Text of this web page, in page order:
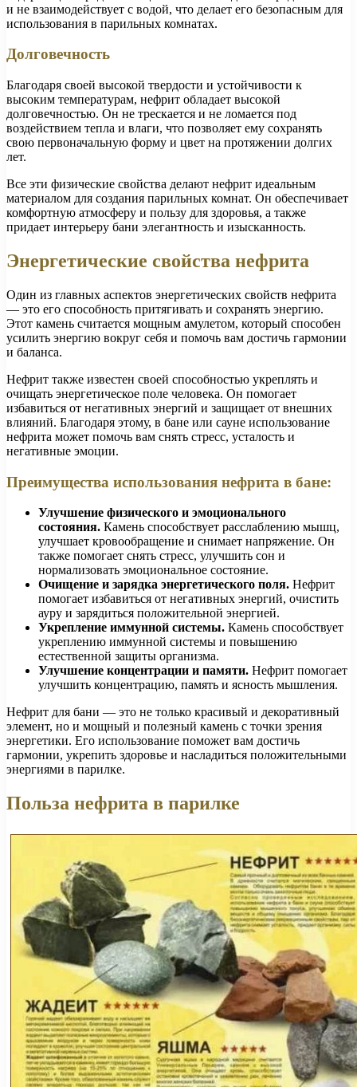
и не взаимодействует с водой, что делает его безопасным для
использования в парильных комнатах.
Долговечность
Благодаря своей высокой твердости и устойчивости к
высоким температурам, нефрит обладает высокой
долговечностью. Он не трескается и не ломается под
воздействием тепла и влаги, что позволяет ему сохранять
свою первоначальную форму и цвет на протяжении долгих
лет.
Все эти физические свойства делают нефрит идеальным
материалом для создания парильных комнат. Он обеспечивает
комфортную атмосферу и пользу для здоровья, а также
придает интерьеру бани элегантность и изысканность.
Энергетические свойства нефрита
Один из главных аспектов энергетических свойств нефрита
— это его способность притягивать и сохранять энергию.
Этот камень считается мощным амулетом, который способен
усилить энергию вокруг себя и помочь вам достичь гармонии
и баланса.
Нефрит также известен своей способностью укреплять и
очищать энергетическое поле человека. Он помогает
избавиться от негативных энергий и защищает от внешних
влияний. Благодаря этому, в бане или сауне использование
нефрита может помочь вам снять стресс, усталость и
негативные эмоции.
Преимущества использования нефрита в бане:
Улучшение физического и эмоционального
состояния. Камень способствует расслаблению мышц,
улучшает кровообращение и снимает напряжение. Он
также помогает снять стресс, улучшить сон и
нормализовать эмоциональное состояние.
Очищение и зарядка энергетического поля. Нефрит
помогает избавиться от негативных энергий, очистить
ауру и зарядиться положительной энергией.
Укрепление иммунной системы. Камень способствует
укреплению иммунной системы и повышению
естественной защиты организма.
Улучшение концентрации и памяти. Нефрит помогает
улучшить концентрацию, память и ясность мышления.
Нефрит для бани — это не только красивый и декоративный
элемент, но и мощный и полезный камень с точки зрения
энергетики. Его использование поможет вам достичь
гармонии, укрепить здоровье и насладиться положительными
энергиями в парилке.
Польза нефрита в парилке